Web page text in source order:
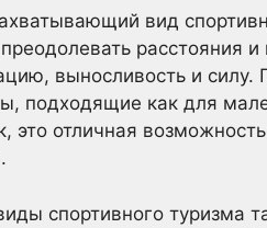
вид
расстояния
выносливость и силу.
подходящие как для
это отличная
спортивного туризма